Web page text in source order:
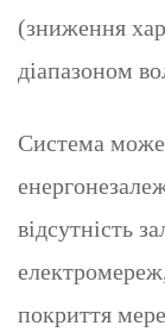
(зниження
діапазоном
Система може
відсутність
покриття